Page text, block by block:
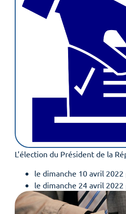
L’élection du Président de la
le dimanche 10 avril
le dimanche 24 avril